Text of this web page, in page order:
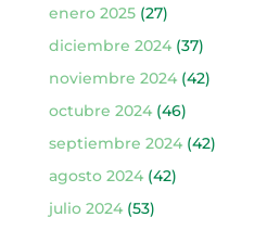
enero 2025(27)
diciembre 2024(37)
noviembre 2024(42)
octubre 2024(46)
septiembre 2024(42)
agosto 2024(42)
julio 2024(53)